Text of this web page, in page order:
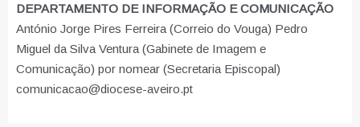
DEPARTAMENTO DE INFORMAÇÃO E COMUNICAÇÃO
António Jorge Pires Ferreira (Correio do Vouga) Pedro
Miguel da Silva Ventura (Gabinete de Imagem e
Comunicação) por nomear (Secretaria Episcopal)
comunicacao@diocese-aveiro.pt